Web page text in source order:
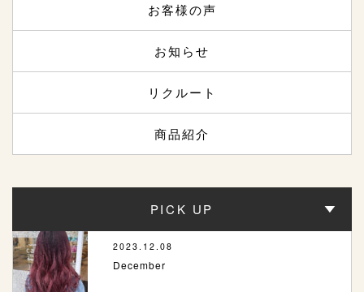
お客様の声
お知らせ
リクルート
商品紹介
PICK UP
2023.12.08
December